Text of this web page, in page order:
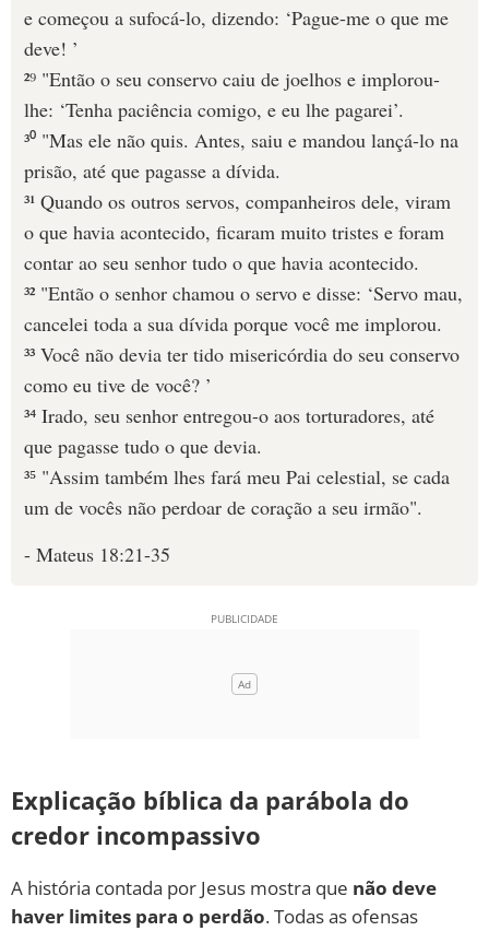
e começou a sufocá-lo, dizendo: ‘Pague-me o que me
deve! ’
²⁹ "Então o seu conservo caiu de joelhos e implorou-
lhe: ‘Tenha paciência comigo, e eu lhe pagarei’.
³⁰ "Mas ele não quis. Antes, saiu e mandou lançá-lo na
prisão, até que pagasse a dívida.
³¹ Quando os outros servos, companheiros dele, viram
o que havia acontecido, ficaram muito tristes e foram
contar ao seu senhor tudo o que havia acontecido.
³² "Então o senhor chamou o servo e disse: ‘Servo mau,
cancelei toda a sua dívida porque você me implorou.
³³ Você não devia ter tido misericórdia do seu conservo
como eu tive de você? ’
³⁴ Irado, seu senhor entregou-o aos torturadores, até
que pagasse tudo o que devia.
³⁵ "Assim também lhes fará meu Pai celestial, se cada
um de vocês não perdoar de coração a seu irmão".
- Mateus 18:21-35
Explicação bíblica da parábola do
credor incompassivo
A história contada por Jesus mostra que não deve
haver limites para o perdão. Todas as ofensas